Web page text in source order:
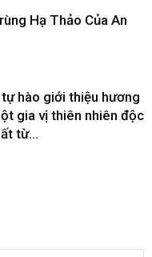
Hạ Thảo Của An
hào giới thiệu hương
gia vị thiên nhiên độc
từ...